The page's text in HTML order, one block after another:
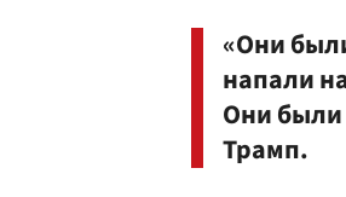
«Они
напали
Они были
Трамп.